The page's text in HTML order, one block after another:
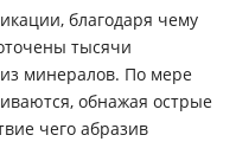
благодаря чему
тысячи
минералов. По мере
обнажая острые
чего абразив